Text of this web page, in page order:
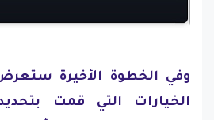
وفي الخطوة الأخيرة
الخيارات التي قمت